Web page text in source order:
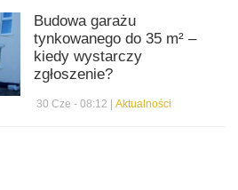
Budowa garażu
tynkowanego do 35 m² –
kiedy wystarczy
zgłoszenie?
30 Cze - 08:12 |Aktualności